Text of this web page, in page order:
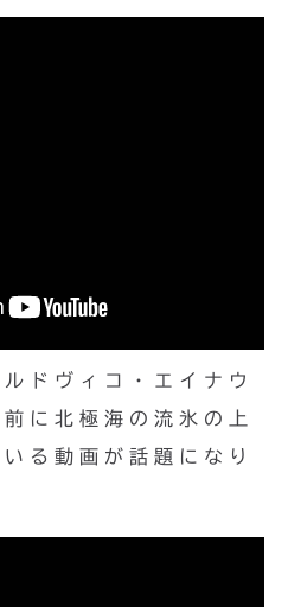
ドヴィコ・エイナウ
に北極海の流氷の上
る動画が話題になり